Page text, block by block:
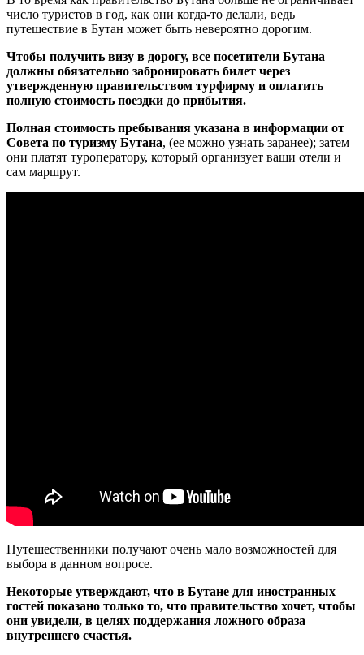
число туристов в год, как они когда-то делали, ведь
путешествие в Бутан может быть невероятно дорогим.
Чтобы получить визу в дорогу, все посетители Бутана
должны обязательно забронировать билет через
утвержденную правительством турфирму и оплатить
полную стоимость поездки до прибытия.
Полная стоимость пребывания указана в информации от
Совета по туризму Бутана, (ее можно узнать заранее); затем
они платят туроператору, который организует ваши отели и
сам маршрут.
Путешественники получают очень мало возможностей для
выбора в данном вопросе.
Некоторые утверждают, что в Бутане для иностранных
гостей показано только то, что правительство хочет, чтобы
они увидели, в целях поддержания ложного образа
внутреннего счастья.